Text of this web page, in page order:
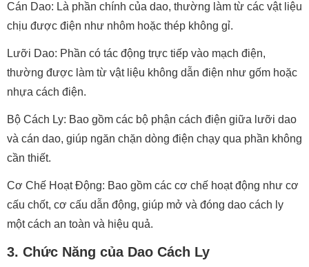
Cán Dao: Là phần chính của dao, thường làm từ các vật liệu
chịu được điện như nhôm hoặc thép không gỉ.
Lưỡi Dao: Phần có tác động trực tiếp vào mạch điện,
thường được làm từ vật liệu không dẫn điện như gốm hoặc
nhựa cách điện.
Bộ Cách Ly: Bao gồm các bộ phận cách điện giữa lưỡi dao
và cán dao, giúp ngăn chặn dòng điện chạy qua phần không
cần thiết.
Cơ Chế Hoạt Động: Bao gồm các cơ chế hoạt động như cơ
cấu chốt, cơ cấu dẫn động, giúp mở và đóng dao cách ly
một cách an toàn và hiệu quả.
3. Chức Năng của Dao Cách Ly